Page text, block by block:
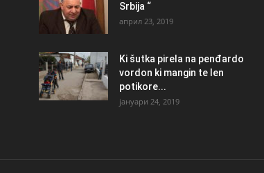
Srbija “
април 23, 2019
Ki šutka pirela na penđardo
vordon ki mangin te len
potikore...
јануари 24, 2019